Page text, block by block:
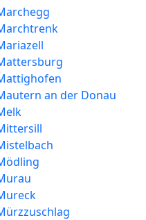
an der Donau